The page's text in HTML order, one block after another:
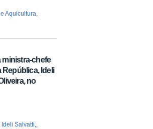
Aquicultura,
ministra-chefe
Ideli
no
Ideli Salvatti,,